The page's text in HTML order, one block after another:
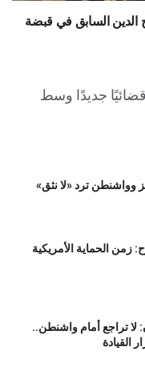
السابق في قبضة
جديدًا وسط
وواشنطن ترد «لا نثق»
زمن الحماية الأمريكية
تراجع أمام واشنطن..
القيادة